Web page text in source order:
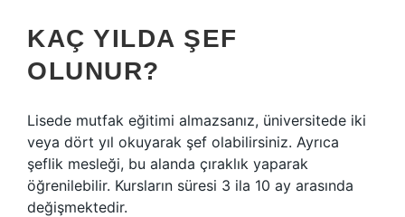
KAÇ YILDA ŞEF
OLUNUR?
Lisede mutfak eğitimi almazsanız, üniversitede iki
veya dört yıl okuyarak şef olabilirsiniz. Ayrıca
şeflik mesleği, bu alanda çıraklık yaparak
öğrenilebilir. Kursların süresi 3 ila 10 ay arasında
değişmektedir.